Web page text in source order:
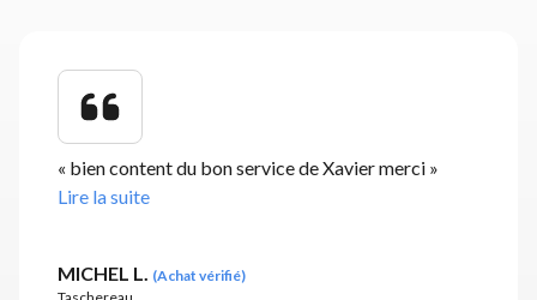
« bien content du bon service de Xavier merci »
Lire la suite
MICHEL L. (Achat vérifié)
Taschereau